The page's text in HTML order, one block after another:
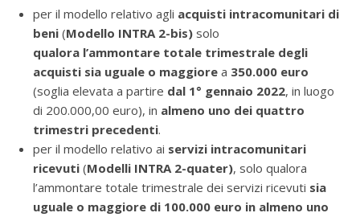
per il modello relativo agli acquisti intracomunitari di
beni (Modello INTRA 2-bis) solo
qualora l’ammontare totale trimestrale degli
acquisti sia uguale o maggiore a 350.000 euro
(soglia elevata a partire dal 1° gennaio 2022, in luogo
di 200.000,00 euro), in almeno uno dei quattro
trimestri precedenti.
per il modello relativo ai servizi intracomunitari
ricevuti (Modelli INTRA 2-quater), solo qualora
l’ammontare totale trimestrale dei servizi ricevuti sia
uguale o maggiore di 100.000 euro in almeno uno